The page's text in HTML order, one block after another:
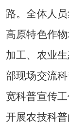
路。全体人
高原特色作
加工、农业
部现场交流
宽科普宣传
开展农技科